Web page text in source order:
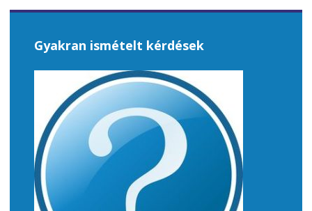
Gyakran ismételt kérdések